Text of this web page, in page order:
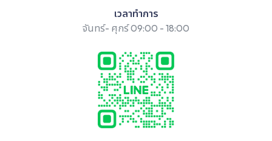
เวลาทำการ
จันทร์- ศุกร์ 09:00 - 18:00